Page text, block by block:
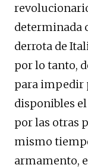
determinada
derrota de
por lo tanto,
para impedir
disponibles
por las otras
mismo
armamento,